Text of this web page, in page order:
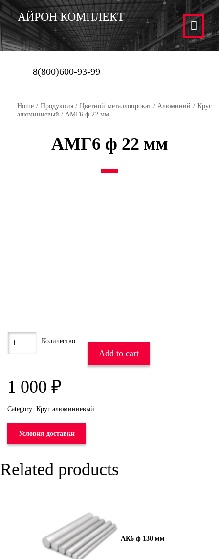
АЙРОН КОМПЛЕКТ
8(800)600-93-99
Home / Продукция/Цветной металлопрокат/Алюминий /Круг
алюминиевый / АМГ6 ф 22 мм
АМГ6 ф 22 мм
1 000 ₽
Add to cart
Category: Круг алюминиевый
Условия доставки
Related products
АК6 ф 130 мм